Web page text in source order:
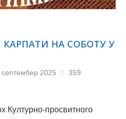
НА СОБОТУ У
септембер 2025
359
просвитного